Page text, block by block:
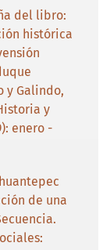
del libro:
histórica
y Galindo,
y
enero -
de una